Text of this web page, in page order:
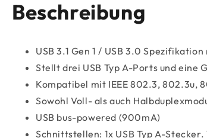
Beschreibung
USB 3.1 Gen 1 / USB 3.0
Stellt drei USB Typ A-Ports und
Kompatibel mit IEEE 802.3, 802.3u,
Sowohl Voll- als auch
USB bus-powered (900mA)
Schnittstellen: 1x USB Typ A-Stecker.